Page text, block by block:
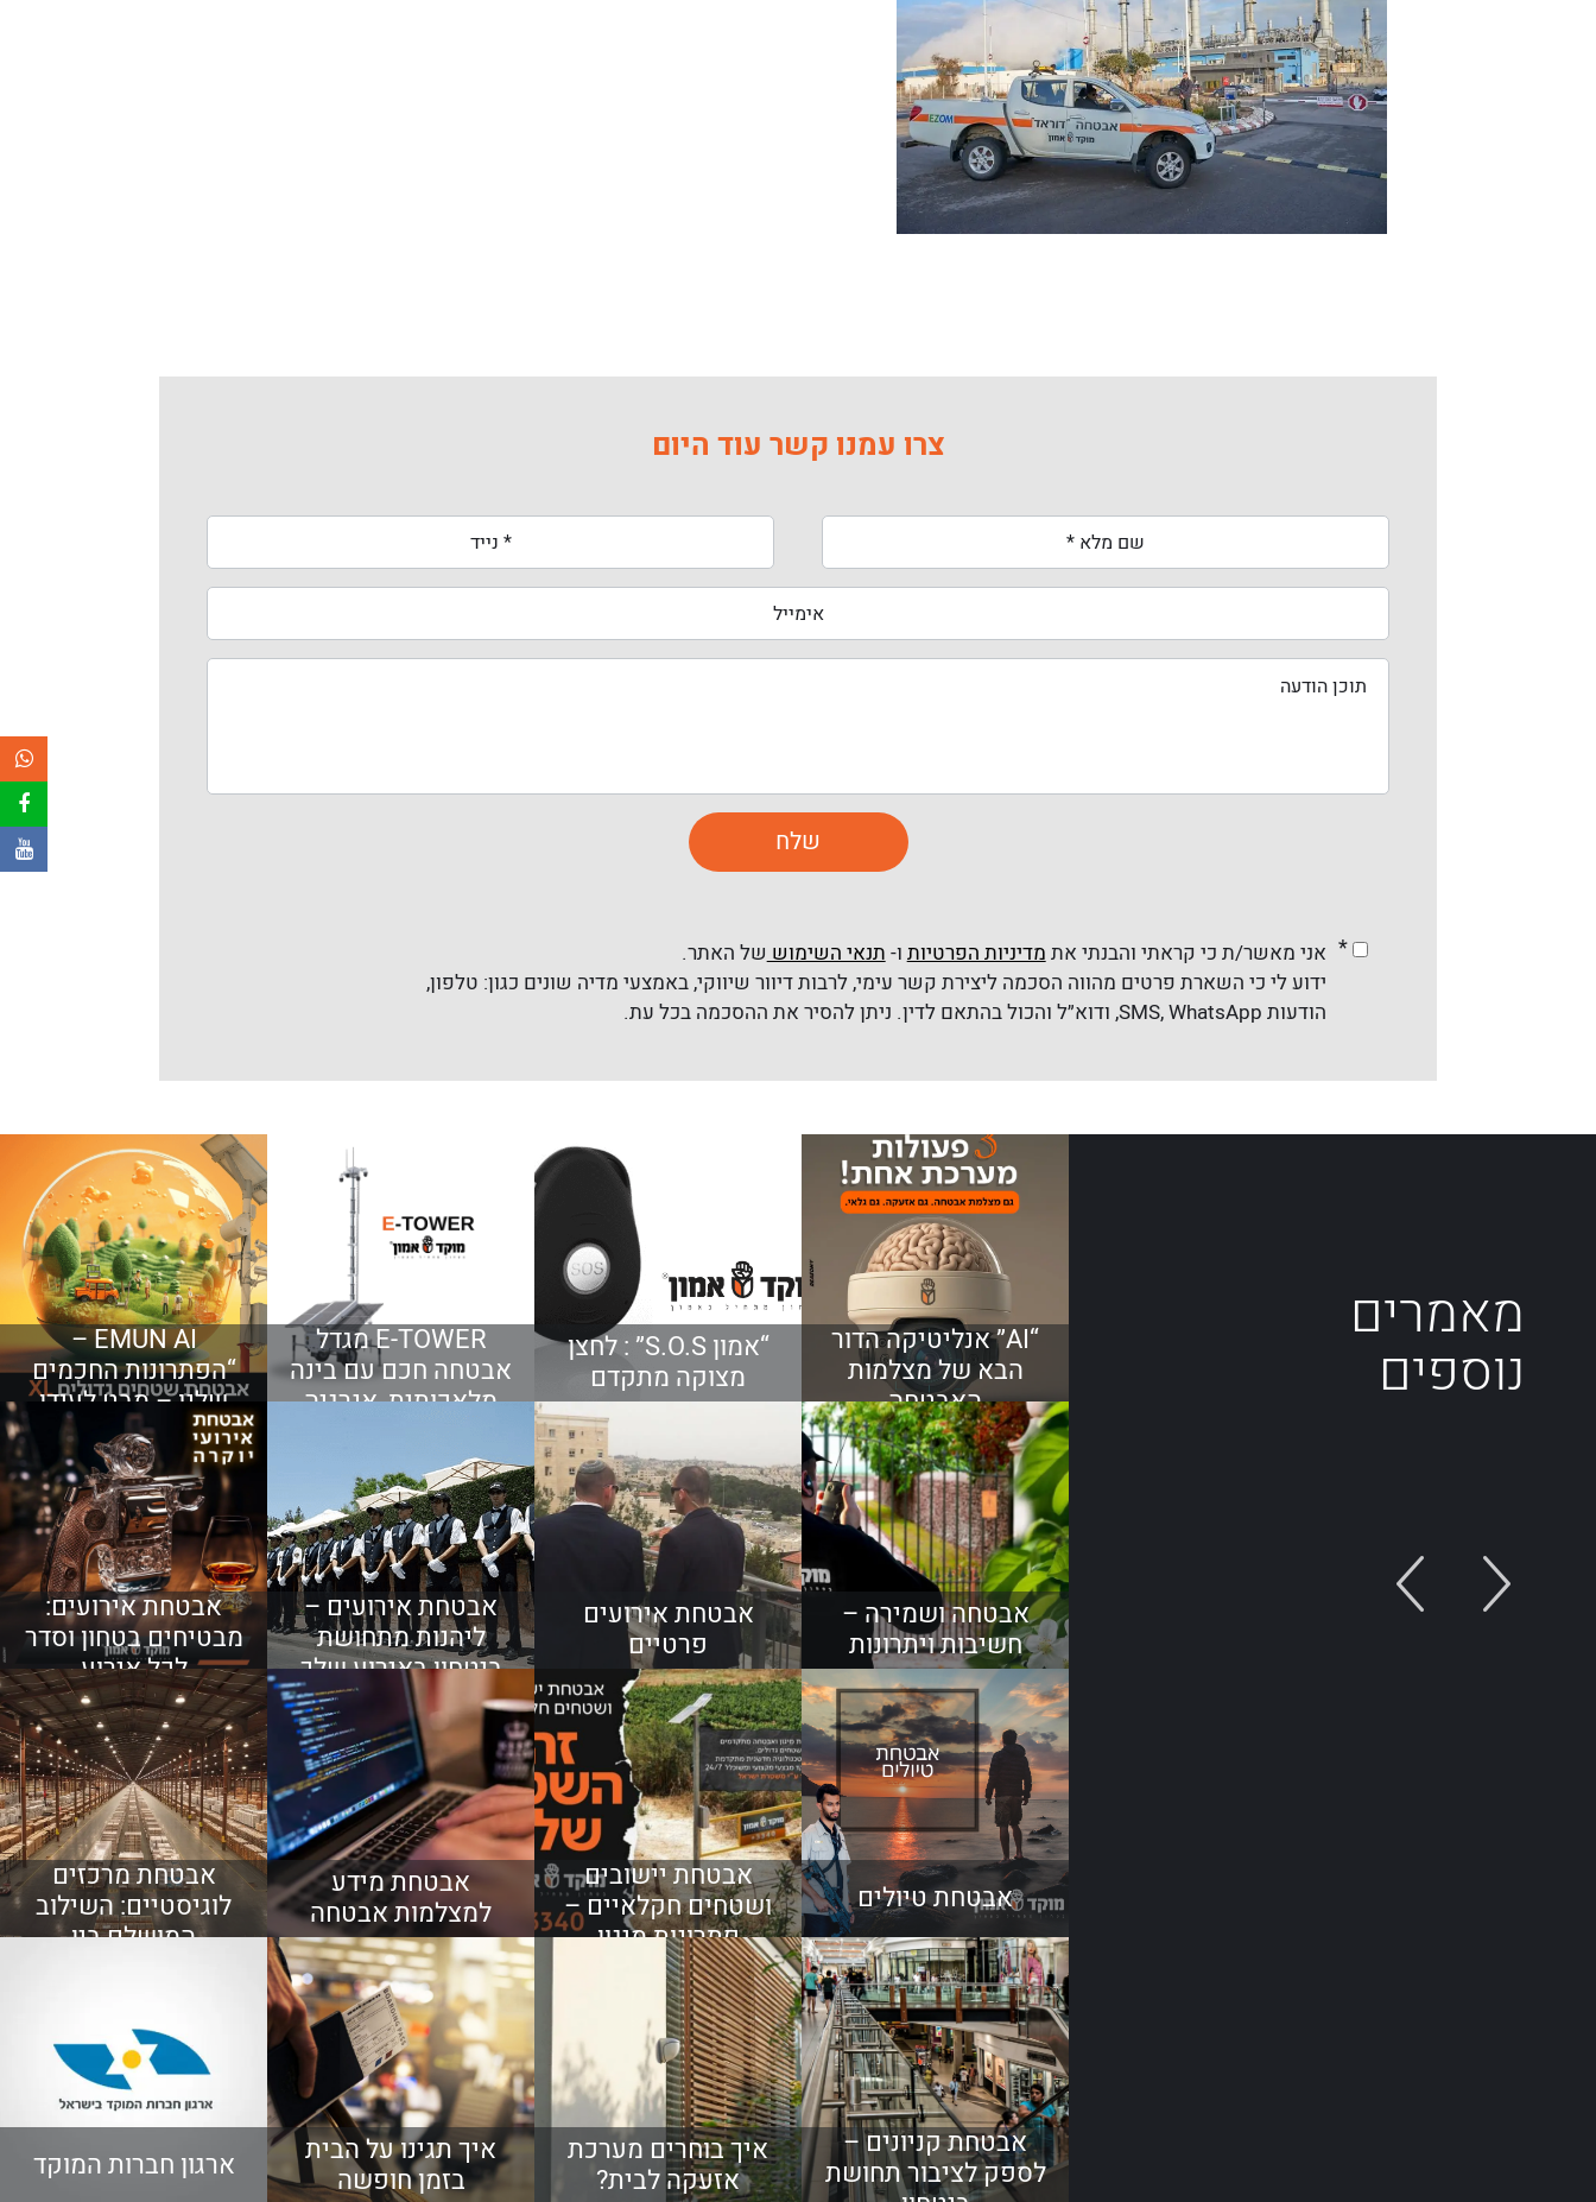
צרו עמנו קשר עוד היום
אני מאשר/ת כי קראתי והבנתי אתמדיניות הפרטיותו-תנאי השימוששל האתר.
ידוע לי כי השארת פרטים מהווה הסכמה ליצירת קשר עימי, לרבות דיוור שיווקי, באמצעי מדיה שונים כגון: טלפון,
הודעות SMS, WhatsApp, ודוא״ל והכול בהתאם לדין. ניתן להסיר את ההסכמה בכל עת.
*
מאמרים
נוספים
“AI” אנליטיקה הדור
הבא של מצלמות
האבטחה
“אמון S.O.S” : לחצן
מצוקה מתקדם
E-TOWER מגדל
אבטחה חכם עם בינה
מלאכותית, אנרגיה
מלאה 24/7
EMUN AI –
“הפתרונות החכמים
שלנו – מבט לעידן
האבטחה החדש”
אבטחה ושמירה –
חשיבות ויתרונות
אבטחת אירועים
פרטיים
אבטחת אירועים –
ליהנות מתחושת
ביטחון באירוע שלך
אבטחת אירועים:
מבטיחים בטחון וסדר
לכל אירוע
אבטחת טיולים
אבטחת יישובים
ושטחים חקלאיים –
פתרונות מיגון
מתקדמים
אבטחת מידע
למצלמות אבטחה
אבטחת מרכזים
לוגיסטיים: השילוב
המושלם בין
אבטחת קניונים –
לספק לציבור תחושת
איך בוחרים מערכת
אזעקה לבית?
איך תגינו על הבית
בזמן חופשה
ארגון חברות המוקד